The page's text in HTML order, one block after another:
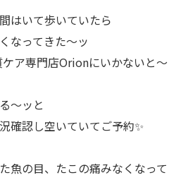
はいて歩いていたら
なってきた〜ッ
ケア専門店Orionにいかないと〜
〜ッと
確認し空いていてご予約✨
魚の目、たこの痛みなくなって